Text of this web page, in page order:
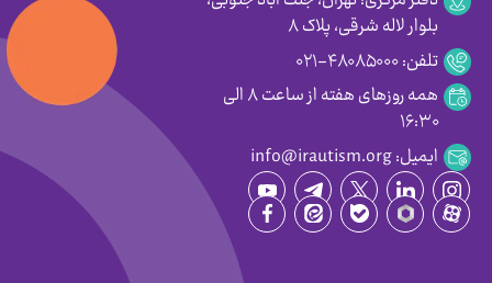
بلوار لاله شرقی، پلاک ۸
تلفن: ۴۸۰۸۵۰۰۰-۰۲۱
همه روزهای هفته از ساعت ۸ الی
۱۶:۳۰
ایمیل: info@irautism.org